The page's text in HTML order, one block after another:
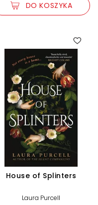
DO KOSZYKA
House of Splinters
Laura Purcell